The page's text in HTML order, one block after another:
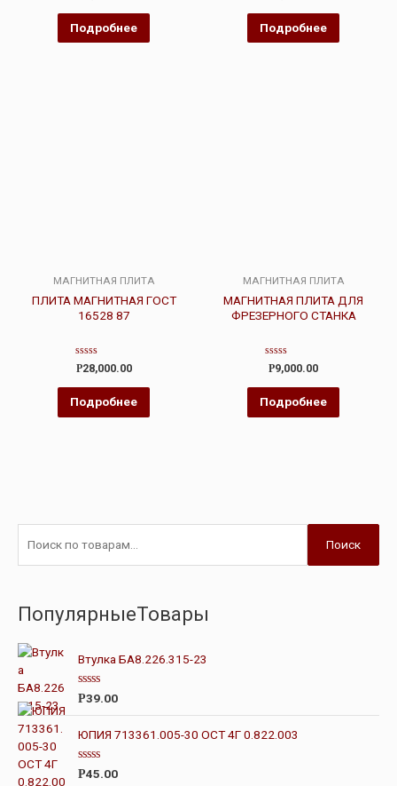
из
Подробнее
из
Подробнее
МАГНИТНАЯ ПЛИТА
ПЛИТА МАГНИТНАЯ ГОСТ
16528 87
Оценка
0
из
5
Р28,000.00
Подробнее
МАГНИТНАЯ ПЛИТА
МАГНИТНАЯ ПЛИТА ДЛЯ
ФРЕЗЕРНОГО СТАНКА
Оценка
0
из
5
Р9,000.00
Подробнее
Поиск
ПопулярныеТовары
Втулка БА8.226.315-23
О
е
н
к
а
и
Р39.00
ЮПИЯ 713361.005-30 ОСТ 4Г 0.822.003
О
Р45.00